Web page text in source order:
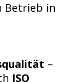
Betrieb in
–
ISO